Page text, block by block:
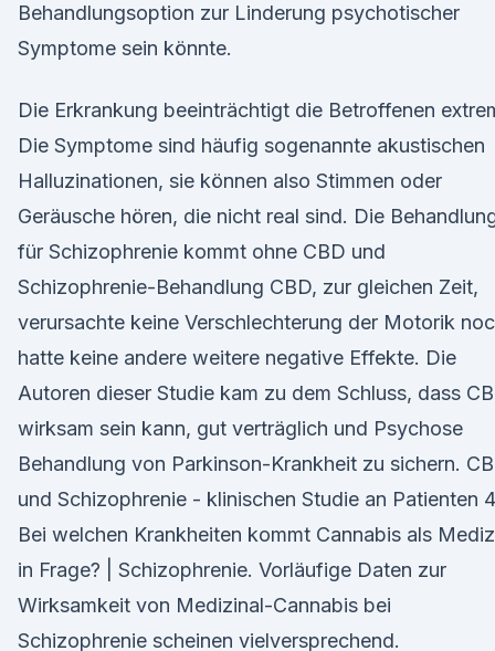
Behandlungsoption zur Linderung psychotischer
Symptome sein könnte.
Die Erkrankung beeinträchtigt die Betroffenen
Die Symptome sind häufig sogenannte akustischen
Halluzinationen, sie können also Stimmen oder
Geräusche hören, die nicht real sind. Die
für Schizophrenie kommt ohne CBD und
Schizophrenie-Behandlung CBD, zur gleichen Zeit,
verursachte keine Verschlechterung der Motorik
hatte keine andere weitere negative Effekte. Die
Autoren dieser Studie kam zu dem Schluss, dass
wirksam sein kann, gut verträglich und Psychose
Behandlung von Parkinson-Krankheit zu sichern.
und Schizophrenie - klinischen Studie an Patienten
Bei welchen Krankheiten kommt Cannabis als
in Frage? | Schizophrenie. Vorläufige Daten zur
Wirksamkeit von Medizinal-Cannabis bei
Schizophrenie scheinen vielversprechend.